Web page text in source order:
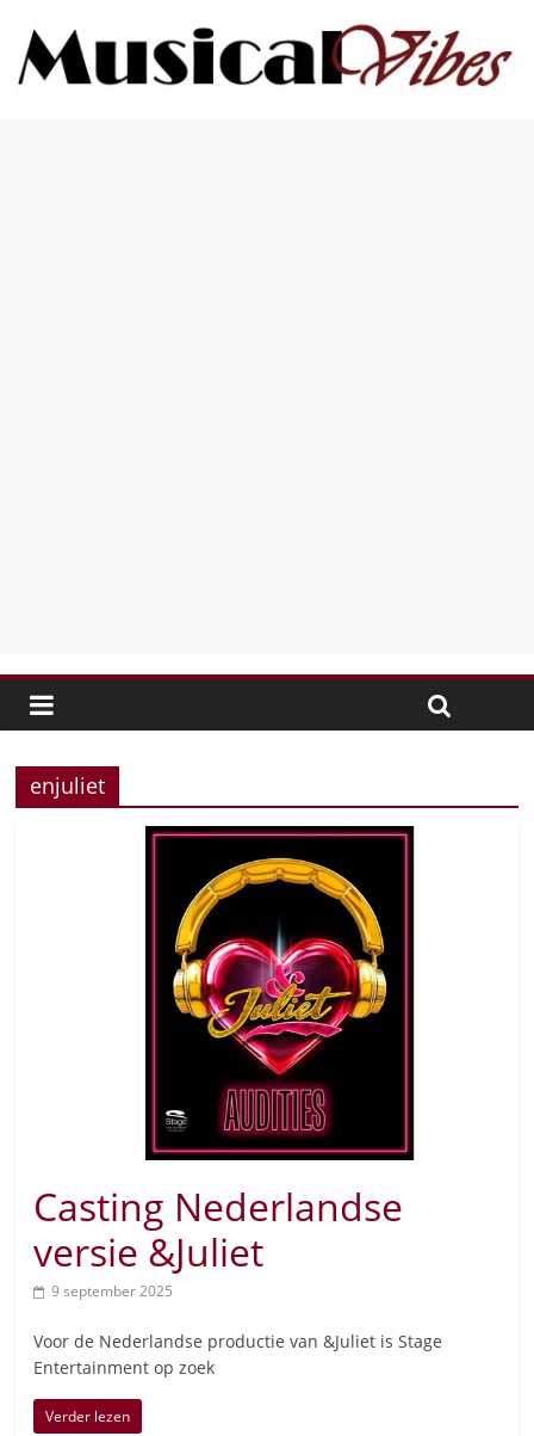
enjuliet
Casting Nederlandse
versie &Juliet
9 september 2025
Voor de Nederlandse productie van &Juliet is Stage
Entertainment op zoek
Verder lezen